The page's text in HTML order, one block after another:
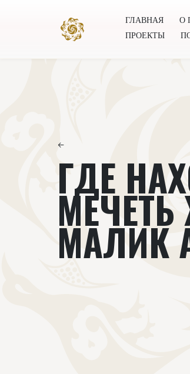
ГЛАВНАЯ О
ПРОЕКТЫ
←
ГДЕ
МЕЧЕТЬ
МАЛИК